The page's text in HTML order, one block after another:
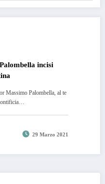
incisi
Massimo Palombella, al te
29 Marzo 2021